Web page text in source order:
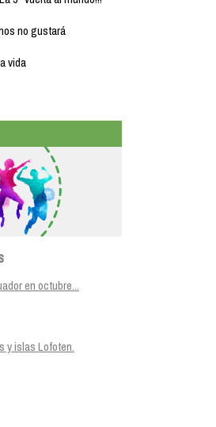
no gustará
vida
en octubre...
y islas Lofoten.